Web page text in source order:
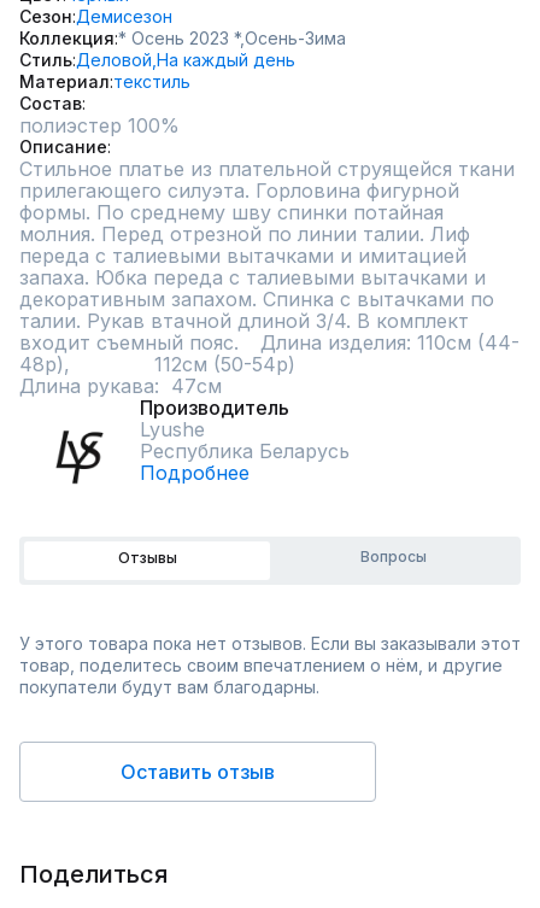
Сезон Демисезон
Коллекция * Осень 2023 *,Осень-Зима
Стиль Деловой, На каждый день
Материал текстиль
Состав
полиэстер 100%
Описание
Стильное платье из плательной струящейся ткани
прилегающего силуэта. Горловина фигурной
формы. По среднему шву спинки потайная
молния. Перед отрезной по линии талии. Лиф
переда с талиевыми вытачками и имитацией
запаха. Юбка переда с талиевыми вытачками и
декоративным запахом. Спинка с вытачками по
талии. Рукав втачной длиной 3/4. В комплект
входит съемный пояс.	Длина изделия: 110см (44-
48р),              112см (50-54р)
Длина рукава:  47см
Производитель
Lyushe
Республика Беларусь
Подробнее
Отзывы Вопросы
У этого товара пока нет отзывов. Если вы заказывали этот
товар, поделитесь своим впечатлением о нём, и другие
покупатели будут вам благодарны.
Оставить отзыв
Поделиться